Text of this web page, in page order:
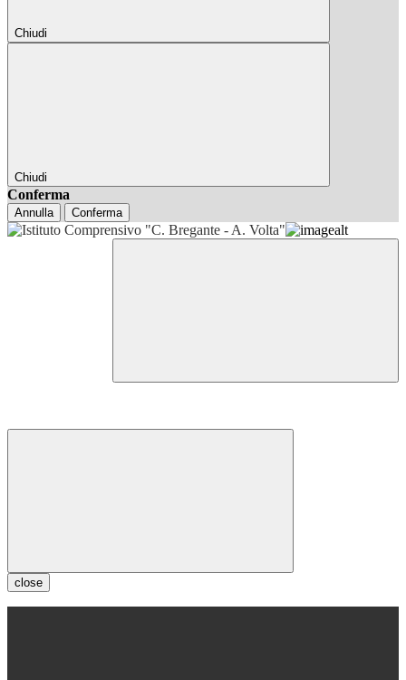
Chiudi
Chiudi
Conferma
Annulla Conferma
close